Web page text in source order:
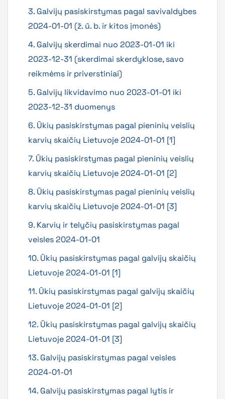
3. Galvijų pasiskirstymas pagal savivaldybes
2024-01-01 (ž. ū. b. ir kitos įmonės)
4. Galvijų skerdimai nuo 2023-01-01 iki
2023-12-31 (skerdimai skerdyklose, savo
reikmėms ir priverstiniai)
5. Galvijų likvidavimo nuo 2023-01-01 iki
2023-12-31 duomenys
6. Ūkių pasiskirstymas pagal pieninių veislių
karvių skaičių Lietuvoje 2024-01-01 [1]
7. Ūkių pasiskirstymas pagal pieninių veislių
karvių skaičių Lietuvoje 2024-01-01 [2]
8. Ūkių pasiskirstymas pagal pieninių veislių
karvių skaičių Lietuvoje 2024-01-01 [3]
9. Karvių ir telyčių pasiskirstymas pagal
veisles 2024-01-01
10. Ūkių pasiskirstymas pagal galvijų skaičių
Lietuvoje 2024-01-01 [1]
11. Ūkių pasiskirstymas pagal galvijų skaičių
Lietuvoje 2024-01-01 [2]
12. Ūkių pasiskirstymas pagal galvijų skaičių
Lietuvoje 2024-01-01 [3]
13. Galvijų pasiskirstymas pagal veisles
2024-01-01
14. Galvijų pasiskirstymas pagal lytis ir